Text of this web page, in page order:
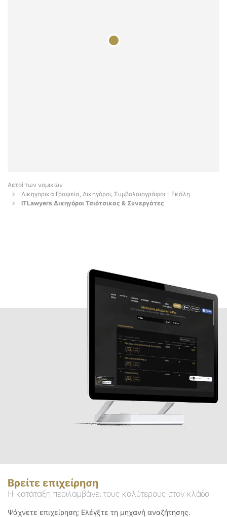
Αετοί των νομικών
Δικηγορικά Γραφεία, Δικηγόροι, Συμβολαιογράφοι - Εκάλη
ITLawyers Δικηγόροι Τσιότσικας & Συνεργάτες
Βρείτε επιχείρηση
Η κατάταξη περιλαμβάνει τους καλύτερους στον κλάδο
Ψάχνετε επιχείρηση; Ελέγξτε τη μηχανή αναζήτησης.